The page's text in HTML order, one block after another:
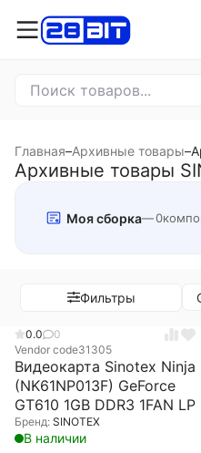
Главная–Архивные товары–
Архивные товары
Моя сборка 0
Фильтры
0.0
0
Vendor code31305
Видеокарта Sinotex Ninja
(NK61NP013F) GeForce
GT610 1GB DDR3 1FAN LP
Бренд: SINOTEX
В наличии